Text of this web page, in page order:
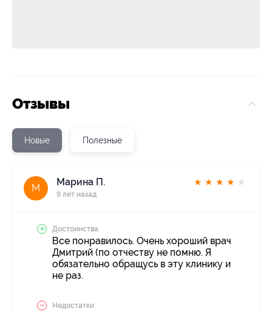
Отзывы
Новые Полезные
М
Марина П.
9 лет назад
★ ★ ★ ★ ★
Достоинства
Все понравилось. Очень хороший врач
Дмитрий (по отчеству не помню. Я
обязательно обращусь в эту клинику и
не раз.
Недостатки